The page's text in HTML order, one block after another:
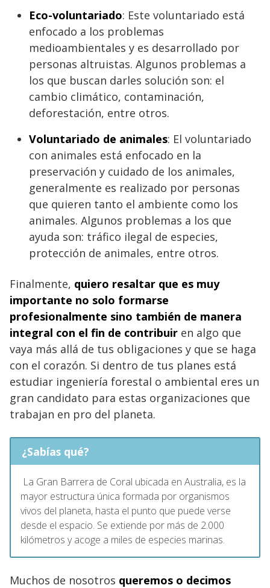
Eco-voluntariado: Este voluntariado está
enfocado a los problemas
medioambientales y es desarrollado por
personas altruistas. Algunos problemas a
los que buscan darles solución son: el
cambio climático, contaminación,
deforestación, entre otros.
Voluntariado de animales: El voluntariado
con animales está enfocado en la
preservación y cuidado de los animales,
generalmente es realizado por personas
que quieren tanto el ambiente como los
animales. Algunos problemas a los que
ayuda son: tráfico ilegal de especies,
protección de animales, entre otros.
Finalmente, quiero resaltar que es muy
importante no solo formarse
profesionalmente sino también de manera
integral con el fin de contribuir en algo que
vaya más allá de tus obligaciones y que se haga
con el corazón. Si dentro de tus planes está
estudiar ingeniería forestal o ambiental eres un
gran candidato para estas organizaciones que
trabajan en pro del planeta.
¿Sabías qué?
La Gran Barrera de Coral ubicada en Australia, es la
mayor estructura única formada por organismos
vivos del planeta, hasta el punto que puede verse
desde el espacio. Se extiende por más de 2.000
kilómetros y acoge a miles de especies marinas.
Muchos de nosotros queremos o decimos